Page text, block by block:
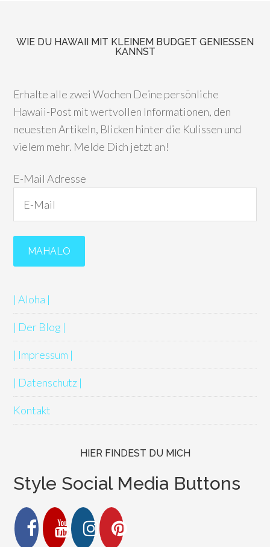
WIE DU HAWAII MIT KLEINEM BUDGET GENIESSEN K
ANNST
Erhalte alle zwei Wochen Deine persönliche
Hawaii-Post mit wertvollen Informationen, den
neuesten Artikeln, Blicken hinter die Kulissen und
vielem mehr. Melde Dich jetzt an!
E-Mail Adresse
| Aloha |
| Der Blog |
| Impressum |
| Datenschutz |
Kontakt
HIER FINDEST DU MICH
Style Social Media Buttons